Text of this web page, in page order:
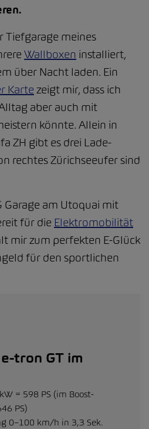
Tiefgarage meines
Wallboxen installiert,
über Nacht laden. Ein
Karte zeigt mir, dass ich
aber auch mit
könnte. Allein in
ZH gibt es drei Lade-
rechtes Zürichseeufer sind
Garage am Utoquai mit
für die Elektromobilität
mir zum perfekten E-Glück
für den sportlichen
tron GT im
= 598 PS (im Boost-
PS)
0–100 km/h in 3,3 Sek.